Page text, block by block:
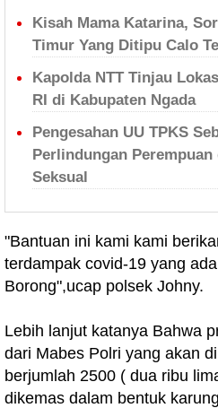
Kisah Mama Katarina,
Timur Yang Ditipu Calo
Kapolda NTT Tinjau
RI di Kabupaten Ngada
Pengesahan UU TPKS
Perlindungan
Seksual
"Bantuan ini kami kami
terdampak covid-19 yang
Borong",ucap polsek Johny.
Lebih lanjut katanya Bahwa
dari Mabes Polri yang akan
berjumlah 2500 ( dua ribu
dikemas dalam bentuk